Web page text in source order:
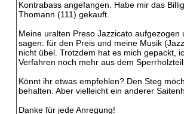
Kontrabass angefangen. Habe mir das
Thomann (111) gekauft.
Meine uralten Preso Jazzicato aufgezogen
sagen: für den Preis und meine Musik
nicht übel. Trotzdem hat es mich gepackt,
Verfahren noch mehr aus dem Sperrholzteil
Könnt ihr etwas empfehlen? Den Steg
behalten. Aber vielleicht ein anderer
Danke für jede Anregung!